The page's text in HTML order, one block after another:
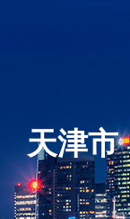
天津市